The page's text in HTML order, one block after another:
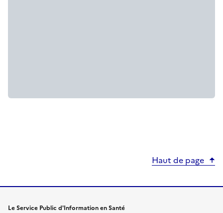
Haut de page
Le Service Public d'Information en Santé